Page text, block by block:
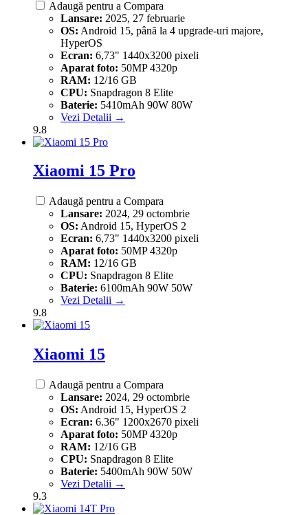
Adaugă pentru a Compara
Lansare: 2025, 27 februarie
OS: Android 15, până la 4 upgrade-uri majore,
HyperOS
Ecran: 6,73" 1440x3200 pixeli
Aparat foto: 50MP 4320p
RAM: 12/16 GB
CPU: Snapdragon 8 Elite
Baterie: 5410mAh 90W 80W
Vezi Detalii →
9.8
Xiaomi 15 Pro
Adaugă pentru a Compara
Lansare: 2024, 29 octombrie
OS: Android 15, HyperOS 2
Ecran: 6,73" 1440x3200 pixeli
Aparat foto: 50MP 4320p
RAM: 12/16 GB
CPU: Snapdragon 8 Elite
Baterie: 6100mAh 90W 50W
Vezi Detalii →
9.8
Xiaomi 15
Adaugă pentru a Compara
Lansare: 2024, 29 octombrie
OS: Android 15, HyperOS 2
Ecran: 6.36" 1200x2670 pixeli
Aparat foto: 50MP 4320p
RAM: 12/16 GB
CPU: Snapdragon 8 Elite
Baterie: 5400mAh 90W 50W
Vezi Detalii →
9.3